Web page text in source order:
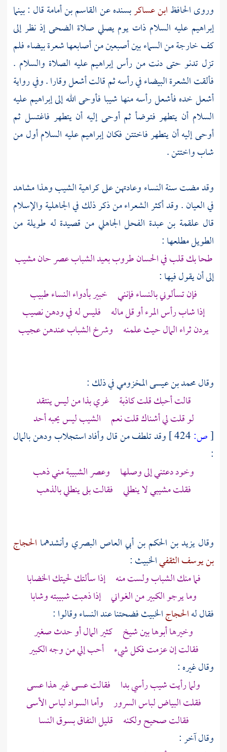
وروى الحافظابن عساكربسنده عنالقاسم بن أمامةقال : بينما
إبراهيمعليه السلام ذات يوم يصلي صلاة الضحى إذ نظر إلى
كف خارجة من السماء بين أصبعين من أصابعها شعرة بيضاء فلم
تزل تدنو حتى دنت من رأسإبراهيمعليه الصلاة والسلام .
فألقت الشعرة البيضاء في رأسه ثم قالت أشعل وقارا . وفي رواية
أشعل خده فأشعل رأسه منها شيبا فأوحى الله إلىإبراهيمعليه
السلام أن يتطهر فتوضأ ثم أوحى إليه أن يتطهر فاغتسل ثم
أوحى إليه أن يتطهر فاختتن فكان إبراهيم عليه السلام أول من
شاب واختتن .
وقد مضت سنة النساء وعادتهن على كراهية الشيب وهذا مشاهد
في العيان . وقد أكثر الشعراء من ذكر ذلك في الجاهلية والإسلام
قال علقمة بن عبدة الفحل الجاهليمن قصيدة له طويلة من
الطويل مطلعها :
طحا بك قلب في الحسان طروب بعيد الشباب عصر حان مشيب
إلى أن يقول فيها :
فإن تسألوني بالنساء فإنني خبير بأدواء النساء طبيب
إذا شاب رأس المرء أو قل ماله فليس له في ودهن نصيب
يردن ثراء المال حيث علمنه وشرخ الشباب عندهن عجيب
وقالمحمد بن عيسى المخزوميفي ذلك :
قالت أحبك قلت كاذبة غري بذا من ليس ينتقد
لو قلت لي أشناك قلت نعم الشيب ليس يحبه أحد
[ص:
وقد تلطف من قال وأفاد استجلاب ودهن بالمال
:
وخود دعتني إلى وصلها وعصر الشبيبة مني ذهب
فقلت مشيبي لا ينطلي فقالت بلى ينطلي بالذهب
وقاليزيد بن الحكم بن أبي العاص البصري وأنشدهما الحجاج
بن يوسف الثقفيالخبيث :
فما منك الشباب ولست منه إذا سألتك لحيتك الخضابا
وما يرجو الكبير من الغواني إذا ذهبت شبيبته وشابا
فقال لهالحجاجالخبيث فضحتنا عند النساء وقالوا :
وخيرها أبوها بين شيخ كثير المال أو حدث صغير
فقالت إن عزمت فكل شيء أحب إلي من وجه الكبير
وقال غيره :
ولما رأيت شيب رأسي بدا فقالت عسى غير هذا عسى
فقلت البياض لباس السرور وأما السواد لباس الأسى
فقالت صحيح ولكنه قليل النفاق بسوق النسا
وقال آخر :